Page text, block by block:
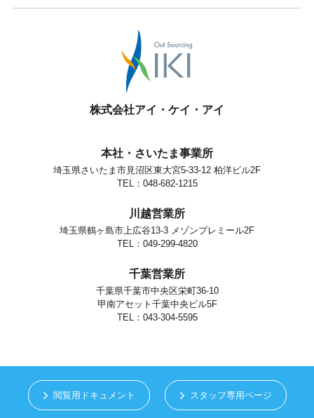
当社は、お客さまよりお預かりした個人情報を適切に管理し、次のい
お客さまの同意がある場合
お客さまが希望されるサービスを行なうために当社が業務を委託する
業者に対して開示する場合。
法令に基づき開示することが必要である場合。
個人情報の安全対策
お客さまがご本人の個人情報の照会・修正・削除などをご希望される
場合には、ご本人であることを確認の上、対応させていただきます。
当社は、保有する個人情報に関して適用される日本の法令、その他規
範を遵守するとともに、本ポリシーの内容を適宜見直し、その改善に
当社の個人情報の取扱に関するお問い合せは下記までご連絡くださ
株式会社アイ・ケイ・アイ
株式会社アイ・ケイ・アイ
本社・さいたま事業所
埼玉県さいたま市見沼区東大宮5-33-12 柏洋ビル2F
TEL：048-682-1215
川越営業所
埼玉県鶴ヶ島市上広谷13-3 メゾンプレミール2F
TEL：049-299-4820
千葉営業所
千葉県千葉市中央区栄町36-10
甲南アセット千葉中央ビル5F
TEL：043-304-5595
閲覧用ドキュメント スタッフ専用ページ